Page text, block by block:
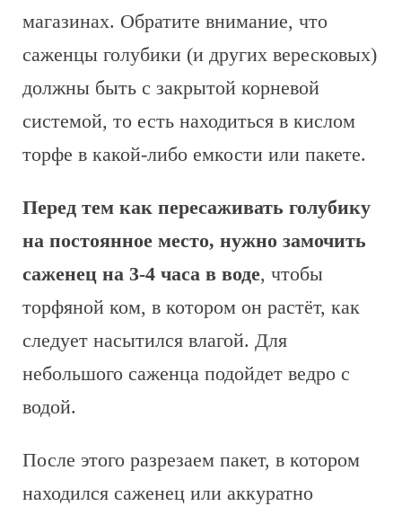
магазинах. Обратите внимание, что
саженцы голубики (и других вересковых)
должны быть с закрытой корневой
системой, то есть находиться в кислом
торфе в какой-либо емкости или пакете.
Перед тем как пересаживать голубику
на постоянное место, нужно замочить
саженец на 3-4 часа в воде, чтобы
торфяной ком, в котором он растёт, как
следует насытился влагой. Для
небольшого саженца подойдет ведро с
водой.
После этого разрезаем пакет, в котором
находился саженец или аккуратно